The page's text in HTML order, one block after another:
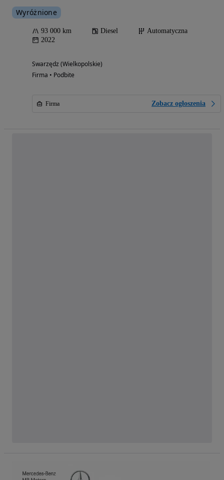
Wyróżnione
93 000 km Diesel
Automatyczna
2022
Swarzędz (Wielkopolskie)
Firma • Podbite
Firma Zobacz ogłoszenia